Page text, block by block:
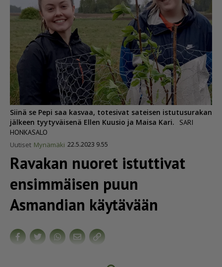
Siinä se Pepi saa kasvaa, totesivat sateisen istutusurakan
jälkeen tyytyväisenä Ellen Kuusio ja Maisa Kari.
SARI
HONKASALO
Uutiset Mynämäki 22.5.2023 9.55
Ravakan nuoret istuttivat
ensimmäisen puun
Asmandian käytävään